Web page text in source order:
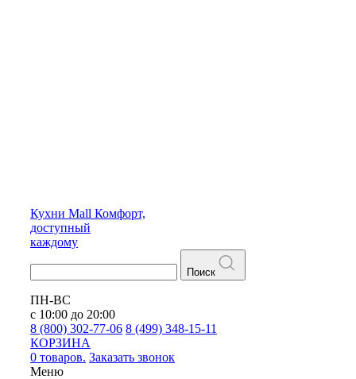
Кухни Mall Комфорт,
доступный
каждому
Поиск
ПН-ВС
с 10:00 до 20:00
8 (800) 302-77-06 8 (499) 348-15-11
КОРЗИНА
0 товаров. Заказать звонок
Меню